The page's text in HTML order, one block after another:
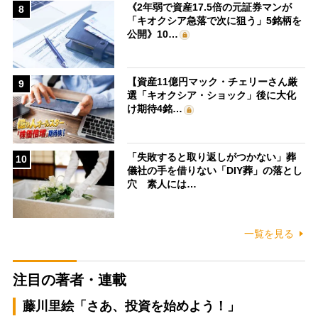
8
《2年弱で資産17.5倍の元証券マンが
「キオクシア急落で次に狙う」5銘柄を
公開》10…
9
【資産11億円マック・チェリーさん厳
選「キオクシア・ショック」後に大化
け期待4銘…
10
「失敗すると取り返しがつかない」葬
儀社の手を借りない「DIY葬」の落とし
穴 素人には…
一覧を見る
注目の著者・連載
藤川里絵「さあ、投資を始めよう！」